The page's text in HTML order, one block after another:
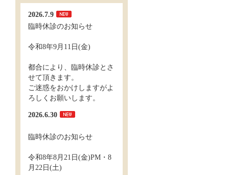
2026.7.9
臨時休診のお知らせ
令和8年9月11日(金)
都合により、臨時休診とさ
せて頂きます。
ご迷惑をおかけしますがよ
ろしくお願いします。
2026.6.30
臨時休診のお知らせ
令和8年8月21日(金)PM・8
月22日(土)